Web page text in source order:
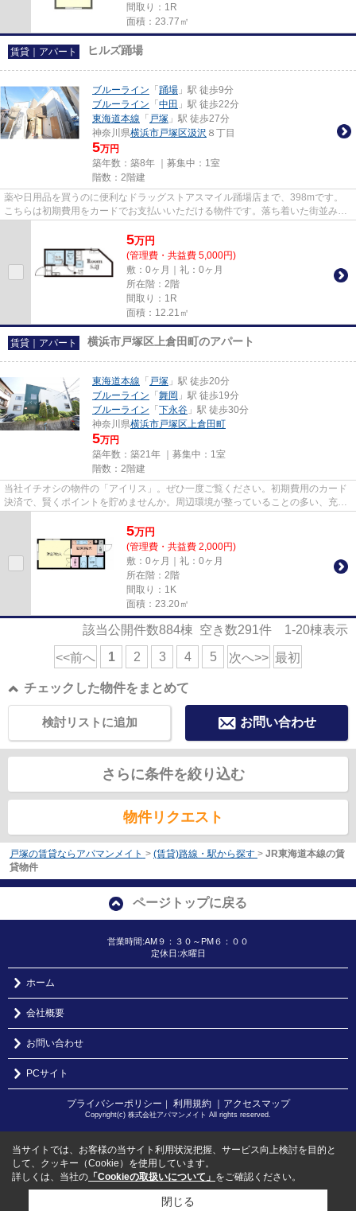
間取り：1R
面積：23.77㎡
賃貸｜アパート ヒルズ踊場
ブルーライン 「 踊場 」駅 徒歩9分
ブルーライン 「 中田 」駅 徒歩22分
東海道本線 「 戸塚 」駅 徒歩27分
神奈川県横浜市戸塚区汲沢 ８丁目
5万円
築年数：築8年 ｜募集中： 1室
階数：2階建
薬や日用品を買うのに便利なドラッグストアスマイル踊場店まで、398mです。
こちらは初期費用をカードでお支払いいただける物件です。落ち着いた街並みが
5万円
(管理費・共益費 5,000円)
敷：0ヶ月｜礼：0ヶ月
所在階：2階
間取り：1R
面積：12.21㎡
賃貸｜アパート 横浜市戸塚区上倉田町のアパート
東海道本線 「 戸塚 」駅 徒歩20分
ブルーライン 「 舞岡 」駅 徒歩19分
ブルーライン 「 下永谷 」駅 徒歩30分
神奈川県横浜市戸塚区上倉田町
5万円
築年数：築21年 ｜募集中： 1室
階数：2階建
当社イチオシの物件の「アイリス」。ぜひ一度ご覧ください。初期費用のカード
決済で、賢くポイントを貯めませんか。周辺環境が整っていることの多い、充実
5万円
(管理費・共益費 2,000円)
敷：0ヶ月｜礼：0ヶ月
所在階：2階
間取り：1K
面積：23.20㎡
該当公開件数884棟 空き数291件 1-20棟表示
<<前へ 1 2 3 4 5 次へ>> 最初
チェックした物件をまとめて
お問い合わせ
検討リストに追加
さらに条件を絞り込む
物件リクエスト
戸塚の賃貸ならアパマンメイト > (賃貸)路線・駅から探す > JR東海道本線の賃
貸物件
ページトップに戻る
営業時間:AM９：３０～PM６：００
定休日:水曜日
ホーム
会社概要
お問い合わせ
PCサイト
プライバシーポリシー ｜ 利用規約 ｜アクセスマップ
Copyright(c) 株式会社アパマンメイト All rights reserved.
当サイトでは、お客様の当サイト利用状況把握、サービス向上検討を目的と
して、クッキー（Cookie）を使用しています。
詳しくは、当社の 「Cookieの取扱いについて」 をご確認ください。
閉じる